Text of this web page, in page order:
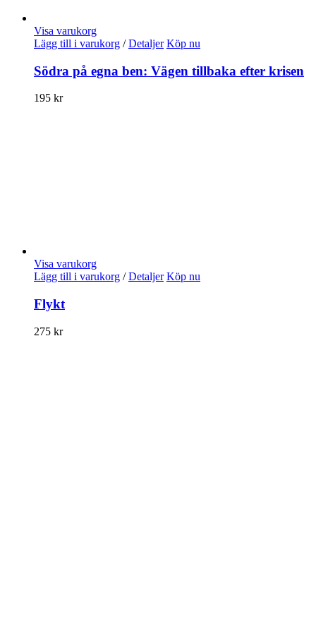
Visa varukorg
Lägg till i varukorg / Detaljer Köp nu
Södra på egna ben: Vägen tillbaka efter krisen
195 kr
Visa varukorg
Lägg till i varukorg / Detaljer Köp nu
Flykt
275 kr